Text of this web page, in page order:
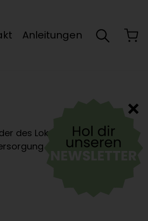
Anleitungen
des Lokals
engagiert.